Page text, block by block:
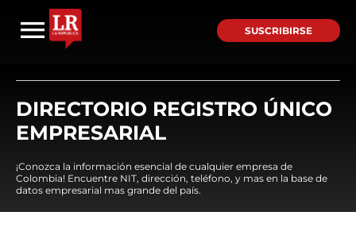
SUSCRIBIRSE
DIRECTORIO REGISTRO ÚNICO
EMPRESARIAL
¡Conozca la información esencial de cualquier empresa de
Colombia! Encuentre NIT, dirección, teléfono, y mas en la base de
datos empresarial mas grande del país.